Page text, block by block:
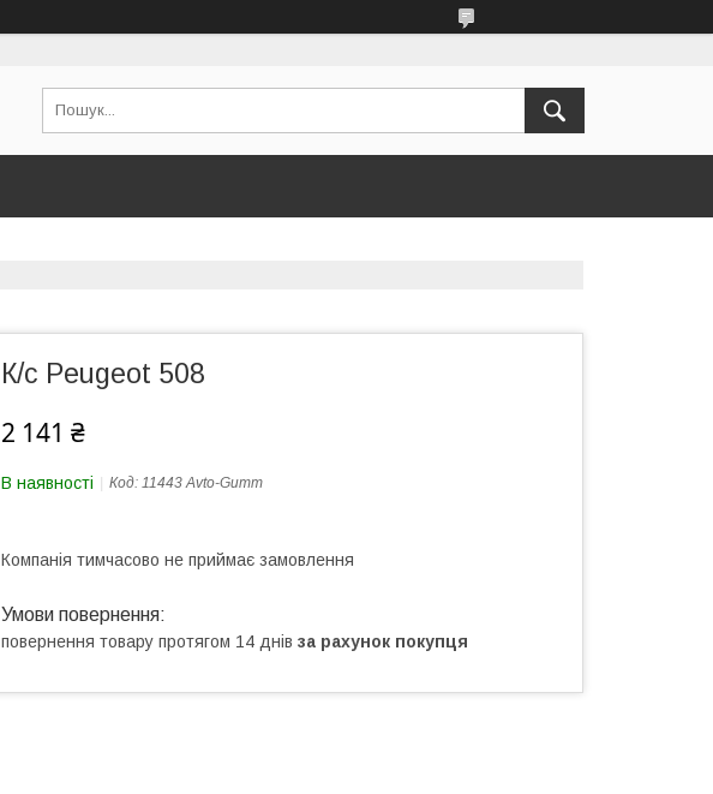
К/с Peugeot 508
2 141 ₴
В наявності Код: 11443 Avto-Gumm
Компанія тимчасово не приймає замовлення
повернення товару протягом 14 днів за рахунок покупця